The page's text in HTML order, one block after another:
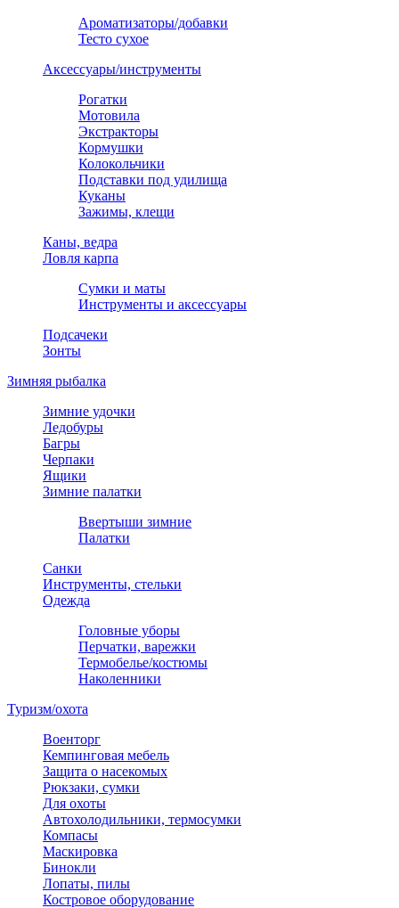
Ароматизаторы/добавки
Тесто сухое
Аксессуары/инструменты
Рогатки
Мотовила
Экстракторы
Кормушки
Колокольчики
Подставки под удилища
Куканы
Зажимы, клещи
Каны, ведра
Ловля карпа
Сумки и маты
Инструменты и аксессуары
Подсачеки
Зонты
Зимняя рыбалка
Зимние удочки
Ледобуры
Багры
Черпаки
Ящики
Зимние палатки
Ввертыши зимние
Палатки
Санки
Инструменты, стельки
Одежда
Головные уборы
Перчатки, варежки
Термобелье/костюмы
Наколенники
Туризм/охота
Военторг
Кемпинговая мебель
Защита о насекомых
Рюкзаки, сумки
Для охоты
Автохолодильники, термосумки
Компасы
Маскировка
Бинокли
Лопаты, пилы
Костровое оборудование